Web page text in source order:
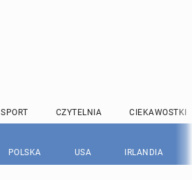
SPORT CZYTELNIA CIEKAWOSTKI
POLSKA USA IRLANDIA